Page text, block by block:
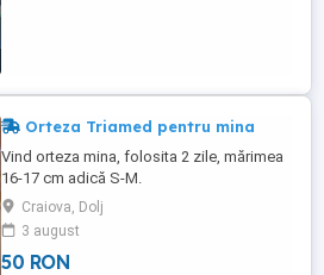
Orteza Triamed pentru mina
Vind orteza mina, folosita 2 zile, mărimea
16-17 cm adică S-M.
Craiova, Dolj
3 august
50 RON